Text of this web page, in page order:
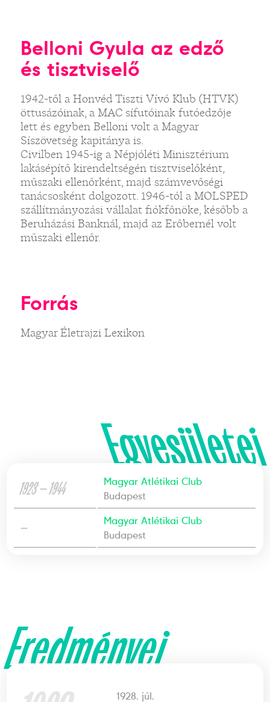
Belloni Gyula az edző
és tisztviselő
1942-től a Honvéd Tiszti Vívó Klub (HTVK)
öttusázóinak, a MAC sífutóinak futóedzője
lett és egyben Belloni volt a Magyar
Síszövetség kapitánya is.
Civilben 1945-ig a Népjóléti Minisztérium
lakásépítő kirendeltségén tisztviselőként,
műszaki ellenőrként, majd számvevőségi
tanácsosként dolgozott. 1946-tól a MOLSPED
szállítmányozási vállalat fiókfőnöke, később a
Beruházási Banknál, majd az Erőbernél volt
műszaki ellenőr.
Forrás
Magyar Életrajzi Lexikon
Egyesületei
1923 — 1944
Magyar Atlétikai Club
Budapest
—
Magyar Atlétikai Club
Budapest
Eredményei
1928. júl.